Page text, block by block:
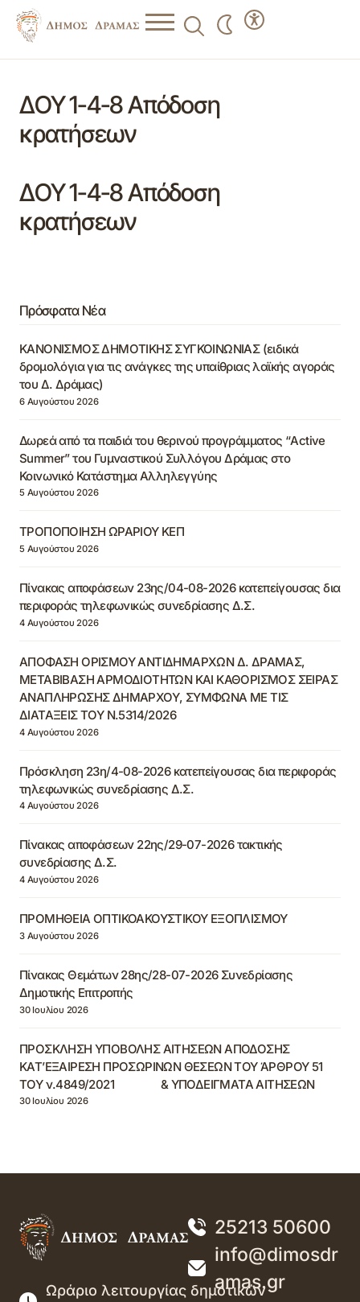
ΔΟΥ 1-4-8 Απόδοση
κρατήσεων
ΔΟΥ 1-4-8 Απόδοση
κρατήσεων
Πρόσφατα Νέα
ΚΑΝΟΝΙΣΜΟΣ ΔΗΜΟΤΙΚΗΣ ΣΥΓΚΟΙΝΩΝΙΑΣ (ειδικά
δρομολόγια για τις ανάγκες της υπαίθριας λαϊκής αγοράς
του Δ. Δράμας)
6 Αυγούστου 2026
Δωρεά από τα παιδιά του θερινού προγράμματος “Active
Summer” του Γυμναστικού Συλλόγου Δράμας στο
Κοινωνικό Κατάστημα Αλληλεγγύης
5 Αυγούστου 2026
ΤΡΟΠΟΠΟΙΗΣΗ ΩΡΑΡΙΟΥ ΚΕΠ
5 Αυγούστου 2026
Πίνακας αποφάσεων 23ης/04-08-2026 κατεπείγουσας δια
περιφοράς τηλεφωνικώς συνεδρίασης Δ.Σ.
4 Αυγούστου 2026
ΑΠΟΦΑΣΗ ΟΡΙΣΜΟΥ ΑΝΤΙΔΗΜΑΡΧΩΝ Δ. ΔΡΑΜΑΣ,
ΜΕΤΑΒΙΒΑΣΗ ΑΡΜΟΔΙΟΤΗΤΩΝ ΚΑΙ ΚΑΘΟΡΙΣΜΟΣ ΣΕΙΡΑΣ
ΑΝΑΠΛΗΡΩΣΗΣ ΔΗΜΑΡΧΟΥ, ΣΥΜΦΩΝΑ ΜΕ ΤΙΣ
ΔΙΑΤΑΞΕΙΣ ΤΟΥ Ν.5314/2026
4 Αυγούστου 2026
Πρόσκληση 23η/4-08-2026 κατεπείγουσας δια περιφοράς
τηλεφωνικώς συνεδρίασης Δ.Σ.
4 Αυγούστου 2026
Πίνακας αποφάσεων 22ης/29-07-2026 τακτικής
συνεδρίασης Δ.Σ.
4 Αυγούστου 2026
ΠΡΟΜΗΘΕΙΑ ΟΠΤΙΚΟΑΚΟΥΣΤΙΚΟΥ ΕΞΟΠΛΙΣΜΟΥ
3 Αυγούστου 2026
Πίνακας Θεμάτων 28ης/28-07-2026 Συνεδρίασης
Δημοτικής Επιτροπής
30 Ιουλίου 2026
ΠΡΟΣΚΛΗΣΗ ΥΠΟΒΟΛΗΣ ΑΙΤΗΣΕΩΝ ΑΠΟΔΟΣΗΣ
ΚΑΤ’ΕΞΑΙΡΕΣΗ ΠΡΟΣΩΡΙΝΩΝ ΘΕΣΕΩΝ ΤΟΥ ΆΡΘΡΟΥ 51
ΤΟΥ ν.4849/2021 & ΥΠΟΔΕΙΓΜΑΤΑ ΑΙΤΗΣΕΩΝ
30 Ιουλίου 2026
25213 50600
info@dimosdr
amas.gr
Ωράριο λειτουργίας δημοτικών